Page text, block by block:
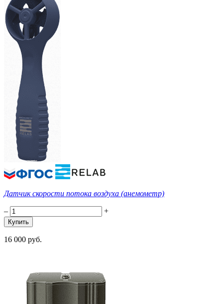
Датчик скорости потока воздуха (анемометр)
– +
16 000 руб.